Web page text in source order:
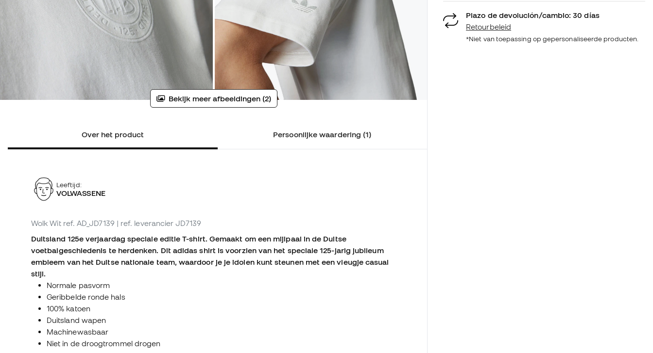
Bekijk meer afbeeldingen (2)
Over het product Persoonlijke waardering (1)
Leeftijd:
VOLWASSENE
Wolk Wit ref. AD_JD7139 | ref. leverancier JD7139
Duitsland 125e verjaardag speciale editie T-shirt. Gemaakt om een mijlpaal in de Duitse
voetbalgeschiedenis te herdenken. Dit adidas shirt is voorzien van het speciale 125-jarig jubileum
embleem van het Duitse nationale team, waardoor je je idolen kunt steunen met een vleugje casual
stijl.
Normale pasvorm
Geribbelde ronde hals
100% katoen
Duitsland wapen
Machinewasbaar
Niet in de droogtrommel drogen
Plazo de devolución/cambio: 30 días
Retourbeleid
*Niet van toepassing op gepersonaliseerde producten.